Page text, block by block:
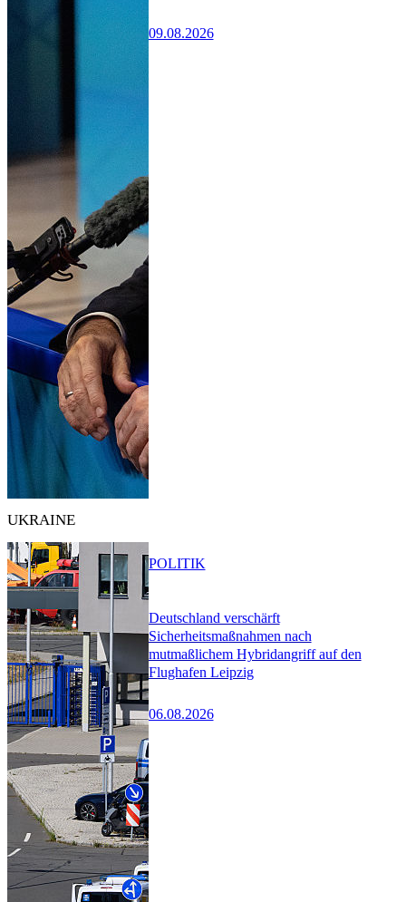
09.08.2026
UKRAINE
Deutschland verschärft
Sicherheitsmaßnahmen nach
mutmaßlichem Hybridangriff auf den
Flughafen Leipzig
06.08.2026
POLITIK